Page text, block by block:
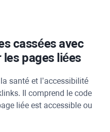
cassées avec
pages liées
santé et l’accessibilité
Il comprend le code
liée est accessible ou